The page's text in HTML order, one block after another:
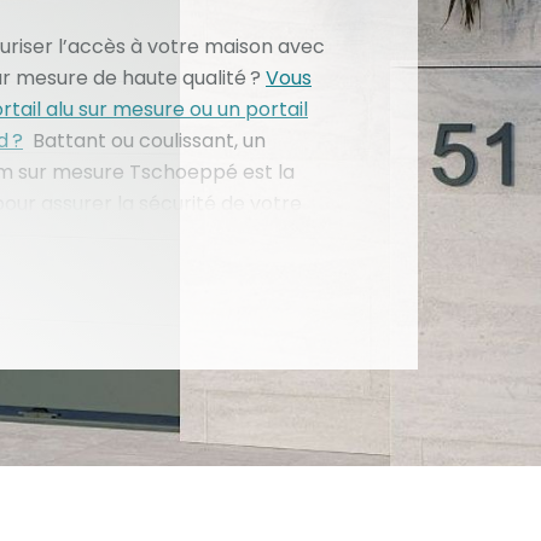
l’accès à votre maison avec
mesure de haute qualité ? Vous
alu sur mesure ou un portail
? Battant ou coulissant, un
sur mesure Tschoeppé est la
aux exigences
Léger, résistant,
un portail alu vous
propose une large gamme
en France et entièrement